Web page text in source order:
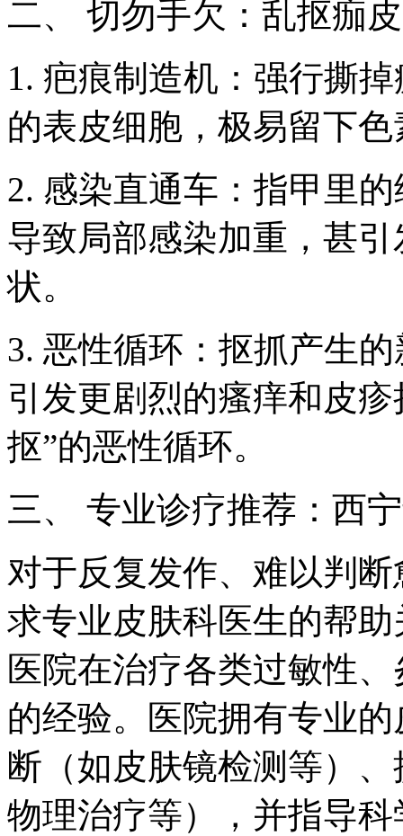
二、 切勿手欠：乱抠痂
1. 疤痕制造机：强行撕
的表皮细胞，极易留下
2. 感染直通车：指甲里
导致局部感染加重，甚
状。
3. 恶性循环：抠抓产生
引发更剧烈的瘙痒和皮
抠”的恶性循环。
三、 专业诊疗推荐：西
对于反复发作、难以判
求专业皮肤科医生的帮
医院在治疗各类过敏性
的经验。医院拥有专业
断（如皮肤镜检测等）
物理治疗等），并指导